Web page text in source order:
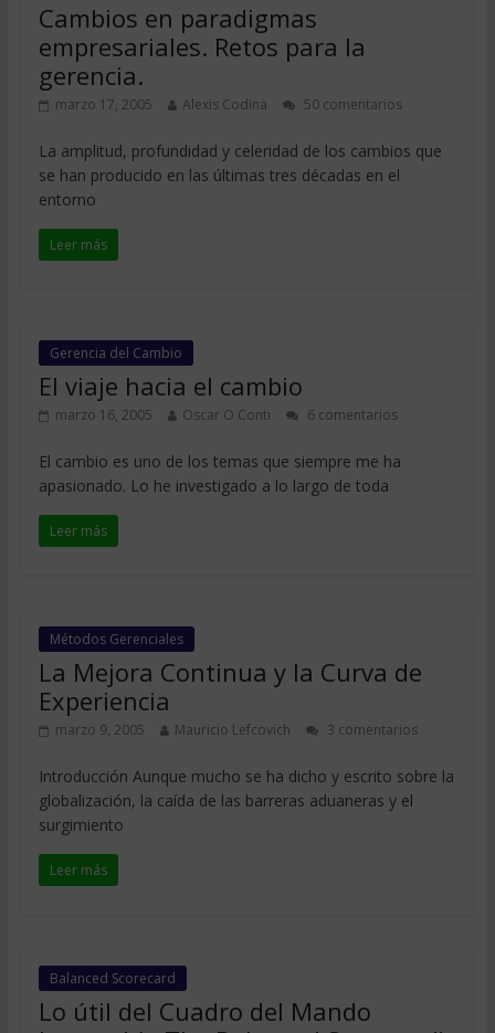
Cambios en paradigmas
empresariales. Retos para la
gerencia.
marzo 17, 2005 Alexis Codina 50 comentarios
La amplitud, profundidad y celeridad de los cambios que
se han producido en las últimas tres décadas en el
entorno
Leer más
Gerencia del Cambio
El viaje hacia el cambio
marzo 16, 2005 Oscar O Conti 6 comentarios
El cambio es uno de los temas que siempre me ha
apasionado. Lo he investigado a lo largo de toda
Leer más
Métodos Gerenciales
La Mejora Continua y la Curva de
Experiencia
marzo 9, 2005 Mauricio Lefcovich 3 comentarios
Introducción Aunque mucho se ha dicho y escrito sobre la
globalización, la caída de las barreras aduaneras y el
surgimiento
Leer más
Balanced Scorecard
Lo útil del Cuadro del Mando